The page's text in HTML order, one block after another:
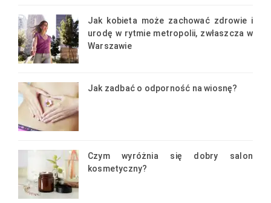
Jak kobieta może zachować zdrowie i
urodę w rytmie metropolii, zwłaszcza w
Warszawie
Jak zadbać o odporność na wiosnę?
Czym wyróżnia się dobry salon
kosmetyczny?